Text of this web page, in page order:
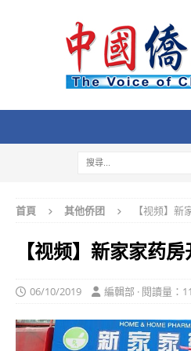
首頁 其他侨团 【视频】
【视频】新家家药
06/10/2019 編輯部 · 閱讀量：